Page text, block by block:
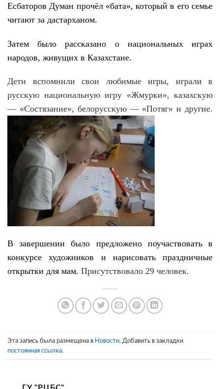
Есбаторов Думан прочёл «бата», который в его семье
читают за дастарханом.
Затем было рассказано о национальных играх
народов, живущих в Казахстане.
Дети вспомнили свои любимые игры, играли в
русскую национальную игру «Жмурки», казахскую
— «Состязание», белорусскую — «Потяг» и другие.
В завершении было предложено поучаствовать в
конкурсе художников и нарисовать праздничные
открытки для мам. Присутствовало 29 человек.
Эта запись была размещена в Новости. Добавить в закладки
постоянная ссылка.